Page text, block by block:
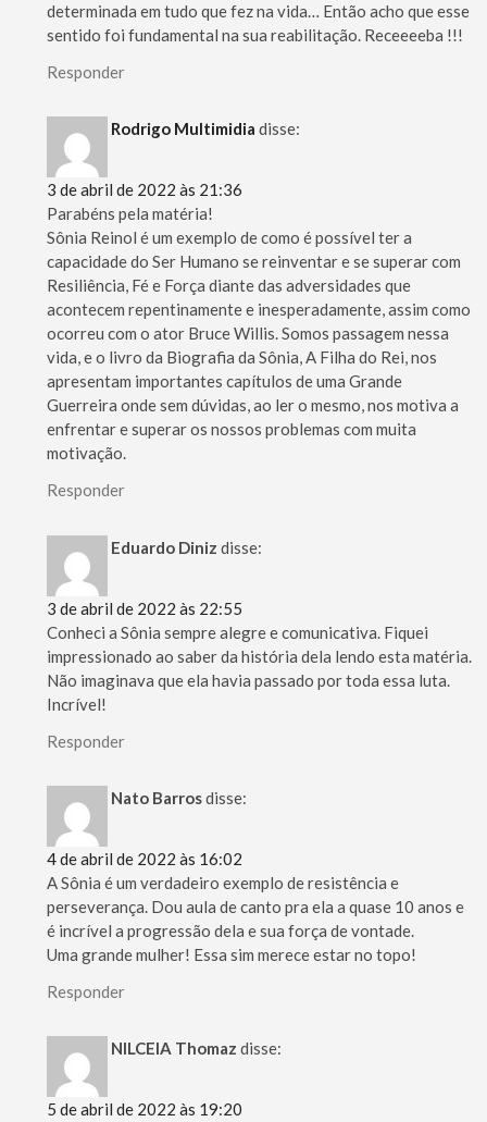
determinada em tudo que fez na vida… Então acho que esse
sentido foi fundamental na sua reabilitação. Receeeeba !!!
Responder
Rodrigo Multimidia disse:
3 de abril de 2022 às 21:36
Parabéns pela matéria!
Sônia Reinol é um exemplo de como é possível ter a
capacidade do Ser Humano se reinventar e se superar com
Resiliência, Fé e Força diante das adversidades que
acontecem repentinamente e inesperadamente, assim como
ocorreu com o ator Bruce Willis. Somos passagem nessa
vida, e o livro da Biografia da Sônia, A Filha do Rei, nos
apresentam importantes capítulos de uma Grande
Guerreira onde sem dúvidas, ao ler o mesmo, nos motiva a
enfrentar e superar os nossos problemas com muita
motivação.
Responder
Eduardo Diniz disse:
3 de abril de 2022 às 22:55
Conheci a Sônia sempre alegre e comunicativa. Fiquei
impressionado ao saber da história dela lendo esta matéria.
Não imaginava que ela havia passado por toda essa luta.
Incrível!
Responder
Nato Barrosdisse:
4 de abril de 2022 às 16:02
A Sônia é um verdadeiro exemplo de resistência e
perseverança. Dou aula de canto pra ela a quase 10 anos e
é incrível a progressão dela e sua força de vontade.
Uma grande mulher! Essa sim merece estar no topo!
Responder
NILCEIA Thomaz disse:
5 de abril de 2022 às 19:20